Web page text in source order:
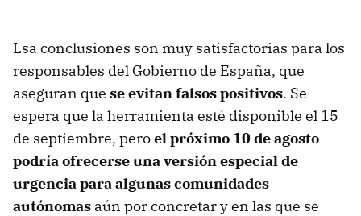
Lsa conclusiones son muy satisfactorias para los
responsables del Gobierno de España, que
aseguran que se evitan falsos positivos. Se
espera que la herramienta esté disponible el 15
de septiembre, peroel próximo 10 de agosto
podría ofrecerse una versión especial de
urgencia para algunas comunidades
autónomas aún por concretar y en las que se